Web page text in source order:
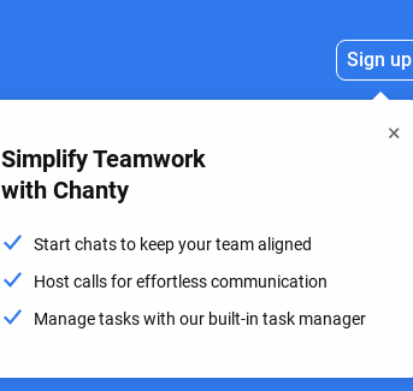
Sign up
Simplify Teamwork
with Chanty
Start chats to keep your team aligned
Host calls for effortless communication
Manage tasks with our built-in task manager